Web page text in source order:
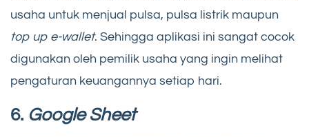
usaha untuk menjual pulsa, pulsa listrik maupun
top up e-wallet. Sehingga aplikasi ini sangat cocok
digunakan oleh pemilik usaha yang ingin melihat
pengaturan keuangannya setiap hari.
6. Google Sheet